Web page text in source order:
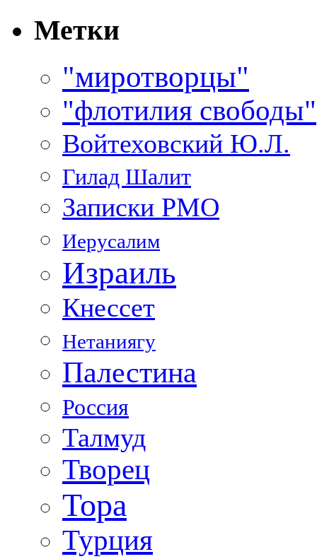
Метки
"миротворцы"
"флотилия свободы"
Войтеховский Ю.Л.
Гилад Шалит
Записки РМО
Иерусалим
Израиль
Кнессет
Нетаниягу
Палестина
Россия
Талмуд
Творец
Тора
Турция